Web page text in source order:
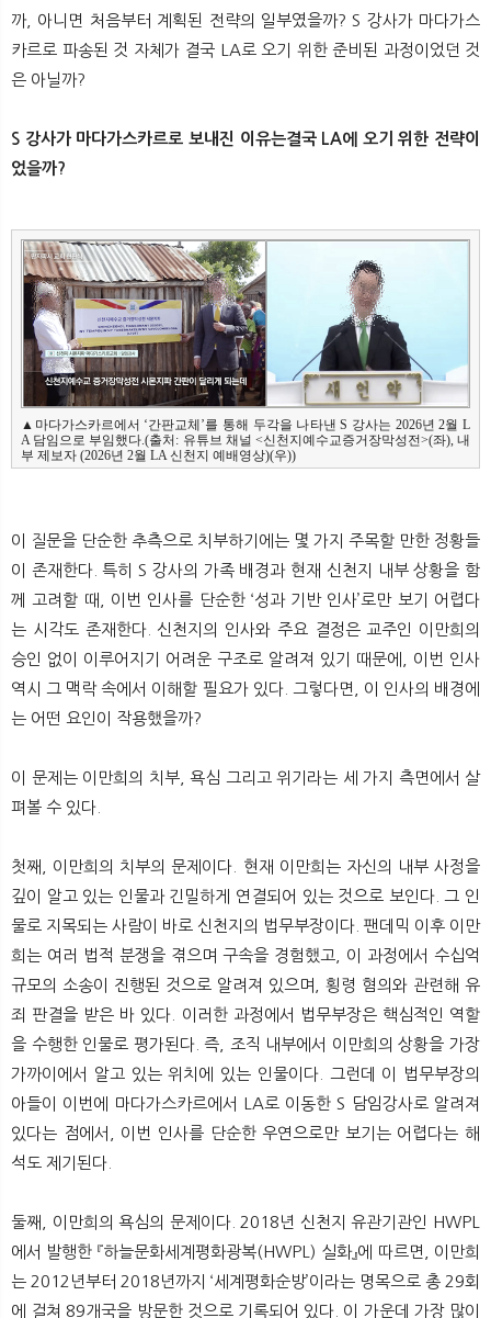
까, 아니면 처음부터 계획된 전략의 일부였을까? S 강사가 마다가스
카르로 파송된 것 자체가 결국 LA로 오기 위한 준비된 과정이었던 것
은 아닐까?
S 강사가 마다가스카르로 보내진 이유는결국 LA에 오기 위한 전략이
었을까?
▲마다가스카르에서 ‘간판교체’를 통해 두각을 나타낸 S 강사는 2026년 2월 L
A 담임으로 부임했다.(출처: 유튜브 채널 <신천지예수교증거장막성전>(좌), 내
이 질문을 단순한 추측으로 치부하기에는 몇 가지 주목할 만한 정황들
이 존재한다. 특히 S 강사의 가족 배경과 현재 신천지 내부 상황을 함
께 고려할 때, 이번 인사를 단순한 ‘성과 기반 인사’로만 보기 어렵다
는 시각도 존재한다. 신천지의 인사와 주요 결정은 교주인 이만희의
승인 없이 이루어지기 어려운 구조로 알려져 있기 때문에, 이번 인사
역시 그 맥락 속에서 이해할 필요가 있다. 그렇다면, 이 인사의 배경에
는 어떤 요인이 작용했을까?
이 문제는 이만희의 치부, 욕심 그리고 위기라는 세 가지 측면에서 살
펴볼 수 있다.
첫째, 이만희의 치부의 문제이다. 현재 이만희는 자신의 내부 사정을
깊이 알고 있는 인물과 긴밀하게 연결되어 있는 것으로 보인다. 그 인
물로 지목되는 사람이 바로 신천지의 법무부장이다. 팬데믹 이후 이만
희는 여러 법적 분쟁을 겪으며 구속을 경험했고, 이 과정에서 수십억
규모의 소송이 진행된 것으로 알려져 있으며, 횡령 혐의와 관련해 유
죄 판결을 받은 바 있다. 이러한 과정에서 법무부장은 핵심적인 역할
을 수행한 인물로 평가된다. 즉, 조직 내부에서 이만희의 상황을 가장
가까이에서 알고 있는 위치에 있는 인물이다. 그런데 이 법무부장의
아들이 이번에 마다가스카르에서 LA로 이동한 S 담임강사로 알려져
있다는 점에서, 이번 인사를 단순한 우연으로만 보기는 어렵다는 해
석도 제기된다.
둘째, 이만희의 욕심의 문제이다. 2018년 신천지 유관기관인 HWPL
에서 발행한 『하늘문화세계평화광복(HWPL) 실화』에 따르면, 이만희
는 2012년부터 2018년까지 ‘세계평화순방’이라는 명목으로 총 29회
에 걸쳐 89개국을 방문한 것으로 기록되어 있다. 이 가운데 가장 많이